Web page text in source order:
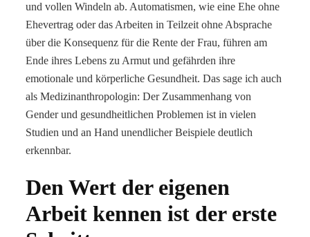
und vollen Windeln ab. Automatismen, wie eine Ehe ohne
Ehevertrag oder das Arbeiten in Teilzeit ohne Absprache
über die Konsequenz für die Rente der Frau, führen am
Ende ihres Lebens zu Armut und gefährden ihre
emotionale und körperliche Gesundheit. Das sage ich auch
als Medizinanthropologin: Der Zusammenhang von
Gender und gesundheitlichen Problemen ist in vielen
Studien und an Hand unendlicher Beispiele deutlich
erkennbar.
Den Wert der eigenen
Arbeit kennen ist der erste